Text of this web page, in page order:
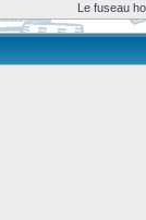
Le fuseau